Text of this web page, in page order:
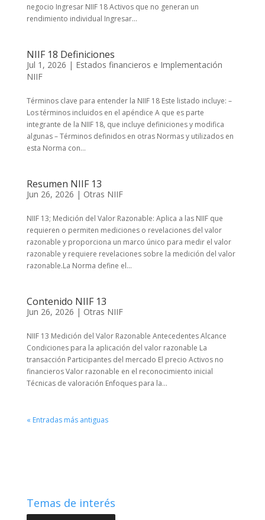
negocio Ingresar NIIF 18 Activos que no generan un
rendimiento individual Ingresar...
NIIF 18 Definiciones
Jul 1, 2026 | Estados financieros e Implementación
NIIF
Términos clave para entender la NIIF 18 Este listado incluye: –
Los términos incluidos en el apéndice A que es parte
integrante de la NIIF 18, que incluye definiciones y modifica
algunas – Términos definidos en otras Normas y utilizados en
esta Norma con...
Resumen NIIF 13
Jun 26, 2026 | Otras NIIF
NIIF 13; Medición del Valor Razonable: Aplica a las NIIF que
requieren o permiten mediciones o revelaciones del valor
razonable y proporciona un marco único para medir el valor
razonable y requiere revelaciones sobre la medición del valor
razonable.La Norma define el...
Contenido NIIF 13
Jun 26, 2026 | Otras NIIF
NIIF 13 Medición del Valor Razonable Antecedentes Alcance
Condiciones para la aplicación del valor razonable La
transacción Participantes del mercado El precio Activos no
financieros Valor razonable en el reconocimiento inicial
Técnicas de valoración Enfoques para la...
« Entradas más antiguas
Temas de interés